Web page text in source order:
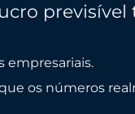
previsível
empresariais.
os números